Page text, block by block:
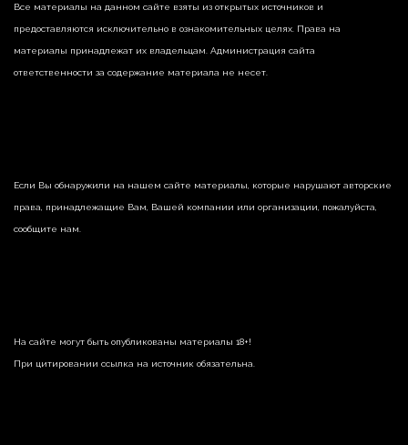
Все материалы на данном сайте взяты из открытых источников и
предоставляются исключительно в ознакомительных целях. Права на
материалы принадлежат их владельцам. Администрация сайта
ответственности за содержание материала не несет.
Если Вы обнаружили на нашем сайте материалы, которые нарушают авторские
права, принадлежащие Вам, Вашей компании или организации, пожалуйста,
сообщите нам.
На сайте могут быть опубликованы материалы 18+!
При цитировании ссылка на источник обязательна.